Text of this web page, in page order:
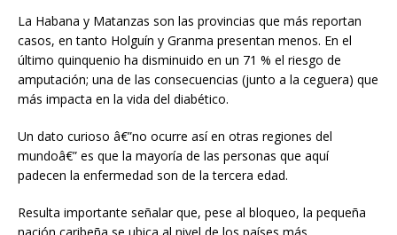
La Habana y Matanzas son las provincias que más reportan
casos, en tanto Holguín y Granma presentan menos. En el
último quinquenio ha disminuido en un 71 % el riesgo de
amputación; una de las consecuencias (junto a la ceguera) que
más impacta en la vida del diabético.
Un dato curioso â€”no ocurre así en otras regiones del
mundoâ€” es que la mayoría de las personas que aquí
padecen la enfermedad son de la tercera edad.
Resulta importante señalar que, pese al bloqueo, la pequeña